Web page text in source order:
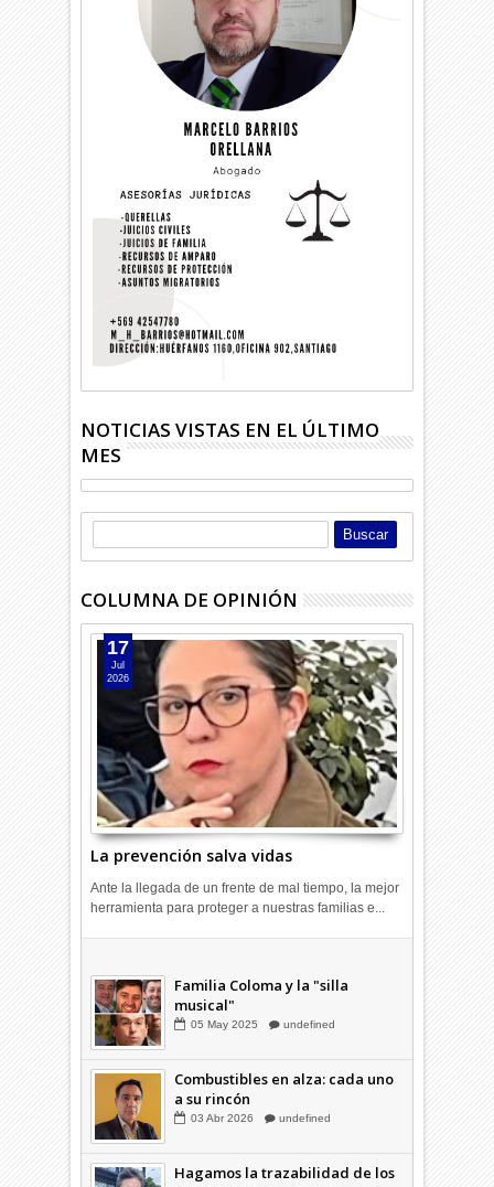
NOTICIAS VISTAS EN EL ÚLTIMO
MES
COLUMNA DE OPINIÓN
La prevención salva vidas
17
Jul
2026
Ante la llegada de un frente de mal tiempo, la mejor
herramienta para proteger a nuestras familias e...
a su rincón
undefined
musical"
05 May 2025 undefined
a su rincón
03 Abr 2026 undefined